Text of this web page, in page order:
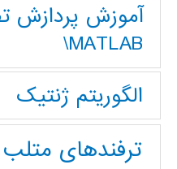
آموزش پردازش
MATLAB\
الگوریتم ژنتیک
ترفندهای متلب